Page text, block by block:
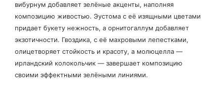
вибурнум добавляет зелёные акценты, наполняя
композицию живостью. Эустома с её изящными цветами
придает букету нежность, а орнитогаллум добавляет
экзотичности. Гвоздика, с её махровыми лепестками,
олицетворяет стойкость и красоту, а молюцелла —
ирландский колокольчик — завершает композицию
своими эффектными зелёными линиями.